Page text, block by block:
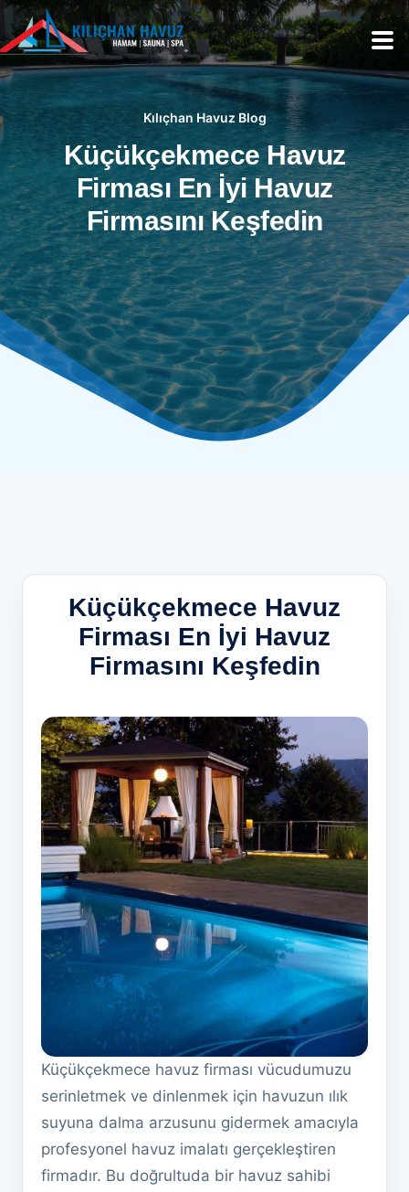
Kılıçhan Havuz Blog
Küçükçekmece Havuz
Firması En İyi Havuz
Firmasını Keşfedin
Küçükçekmece Havuz
Firması En İyi Havuz
Firmasını Keşfedin
Küçükçekmece havuz firması vücudumuzu
serinletmek ve dinlenmek için havuzun ılık
suyuna dalma arzusunu gidermek amacıyla
profesyonel havuz imalatı gerçekleştiren
firmadır. Bu doğrultuda bir havuz sahibi